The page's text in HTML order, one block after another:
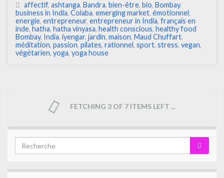
affectif, ashtanga, Bandra, bien-être, bio, Bombay,
business in India, Colaba, emerging market, émotionnel,
energie, entrepreneur, entrepreneur in India, français en
inde, hatha, hatha vinyasa, health conscious, healthy food
Bombay, India, iyengar, jardin, maison, Maud Chuffart,
méditation, passion, pilates, rationnel, sport, stress, vegan,
végétarien, yoga, yoga house
FETCHING 3 OF 7 ITEMS LEFT ...